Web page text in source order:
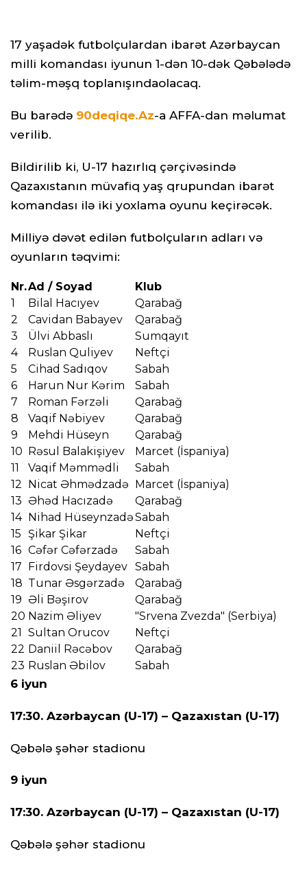
17 yaşadək futbolçulardan ibarət Azərbaycan
milli komandası iyunun 1-dən 10-dək Qəbələdə
təlim-məşq toplanışındaolacaq.
Bu barədə 90deqiqe.Az-a AFFA-dan məlumat
verilib.
Bildirilib ki, U-17 hazırlıq çərçivəsində
Qazaxıstanın müvafiq yaş qrupundan ibarət
komandası ilə iki yoxlama oyunu keçirəcək.
Milliyə dəvət edilən futbolçuların adları və
oyunların təqvimi:
Nr.Ad / Soyad
Klub
1
Bilal Hacıyev
Qarabağ
2
Cavidan Babayev
Qarabağ
3
Ülvi Abbaslı
Sumqayıt
4
Ruslan Quliyev
Neftçi
5
Cihad Sadıqov
Sabah
6
Harun Nur Kərim
Sabah
7
Roman Fərzəli
Qarabağ
8
Vaqif Nəbiyev
Qarabağ
9
Mehdi Hüseyn
Qarabağ
10
Rəsul Balakişiyev
Marcet (İspaniya)
11
Vaqif Məmmədli
Sabah
12
Nicat Əhmədzadə
Marcet (İspaniya)
13 Əhəd Hacızadə
Qarabağ
14
Nihad HüseynzadəSabah
15
Şikar Şikar
Neftçi
16 Cəfər Cəfərzadə
Sabah
17
Firdovsi Şeydayev Sabah
18 Tunar Əsgərzadə
Qarabağ
19 Əli Bəşirov
Qarabağ
20 Nazim Əliyev
"Srvena Zvezda" (Serbiya)
21
Sultan Orucov
Neftçi
22 Daniil Rəcəbov
Qarabağ
23 Ruslan Əbilov Sabah
6 iyun
17:30. Azərbaycan (U-17) – Qazaxıstan (U-17)
Qəbələ şəhər stadionu
9 iyun
17:30. Azərbaycan (U-17) – Qazaxıstan (U-17)
Qəbələ şəhər stadionu